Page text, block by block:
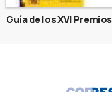
Guía de los XVI